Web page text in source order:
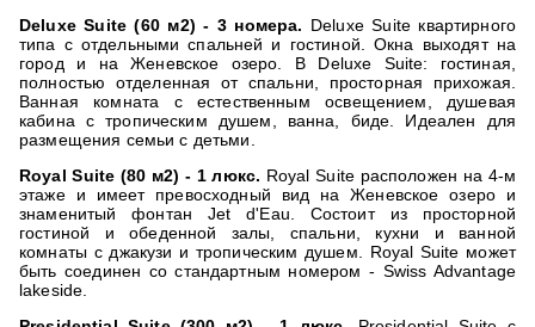
Deluxe Suite (60 м2) - 3 номера. Deluxe Suite квартирного
типа с отдельными спальней и гостиной. Окна выходят на
город и на Женевское озеро. В Deluxe Suite: гостиная,
полностью отделенная от спальни, просторная прихожая.
Ванная комната с естественным освещением, душевая
кабина с тропическим душем, ванна, биде. Идеален для
размещения семьи с детьми.
Royal Suite (80 м2) - 1 люкс. Royal Suite расположен на 4-м
этаже и имеет превосходный вид на Женевское озеро и
знаменитый фонтан Jet d'Eau. Состоит из просторной
гостиной и обеденной залы, спальни, кухни и ванной
комнаты с джакузи и тропическим душем. Royal Suite может
быть соединен со стандартным номером - Swiss Advantage
lakeside.